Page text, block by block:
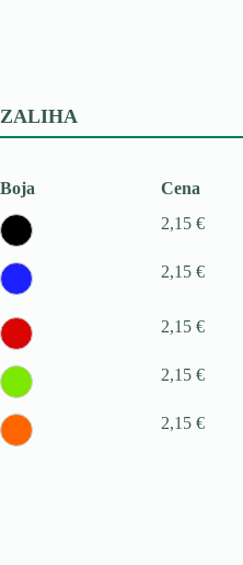
ZALIHA
Boja Cena
2,15 €
2,15 €
2,15 €
2,15 €
2,15 €